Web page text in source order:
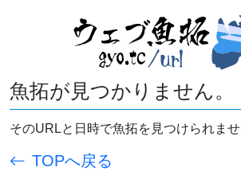
魚拓が見つかりません。
そのURLと日時で魚拓を見つけられませ
TOPへ戻る